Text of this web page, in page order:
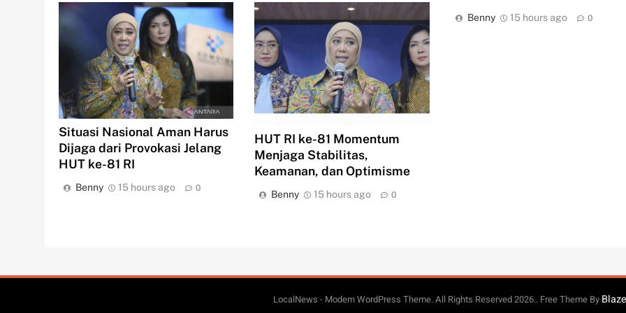
Situasi Nasional Aman Harus
Dijaga dari Provokasi Jelang
HUT ke-81 RI
Benny 15 hours ago 0
HUT RI ke-81 Momentum
Menjaga Stabilitas,
Keamanan, dan Optimisme
Benny 15 hours ago 0
Benny 15 hours ago 0
LocalNews - Modern WordPress Theme. All Rights Reserved 2026.. Free Theme By